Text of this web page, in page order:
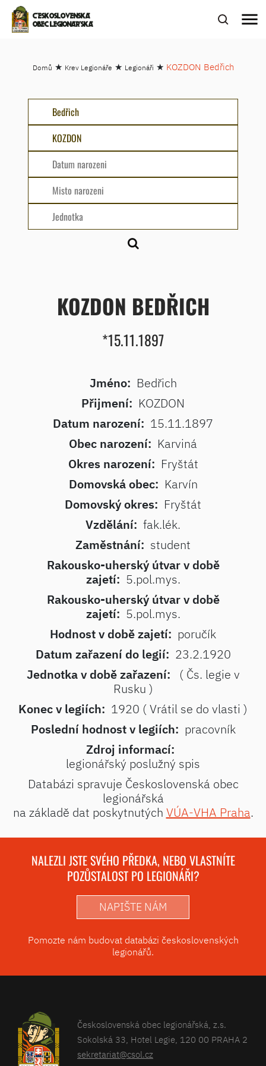
ČESKOSLOVENSKÁ
OBEC LEGIONÁŘSKÁ
menu
Domů ★ Krev Legionáře ★ Legionáři ★ KOZDON Bedřich
KOZDON BEDŘICH
*15.11.1897
Jméno: Bedřich
Přijmení: KOZDON
Datum narození: 15.11.1897
Obec narození: Karviná
Okres narození: Fryštát
Domovská obec: Karvín
Domovský okres: Fryštát
Vzdělání: fak.lék.
Zaměstnání: student
Rakousko-uherský útvar v době
zajetí: 5.pol.mys.
Rakousko-uherský útvar v době
zajetí: 5.pol.mys.
Hodnost v době zajetí: poručík
Datum zařazení do legií: 23.2.1920
Jednotka v době zařazení:
( Čs. legie v
Rusku )
Konec v legiích: 1920 ( Vrátil se do vlasti )
Poslední hodnost v legiích: pracovník
Zdroj informací:
legionářský poslužný spis
Databázi spravuje Československá obec
legionářská
na základě dat poskytnutých VÚA-VHA Praha.
NALEZLI JSTE SVÉHO PŘEDKA, NEBO VLASTNÍTE
POZŮSTALOST PO LEGIONÁŘI?
NAPIŠTE NÁM
Pomozte nám budovat databázi československých
legionářů.
Československá obec legionářská, z.s.
Sokolská 33, Hotel Legie, 120 00 PRAHA 2
sekretariat@csol.cz